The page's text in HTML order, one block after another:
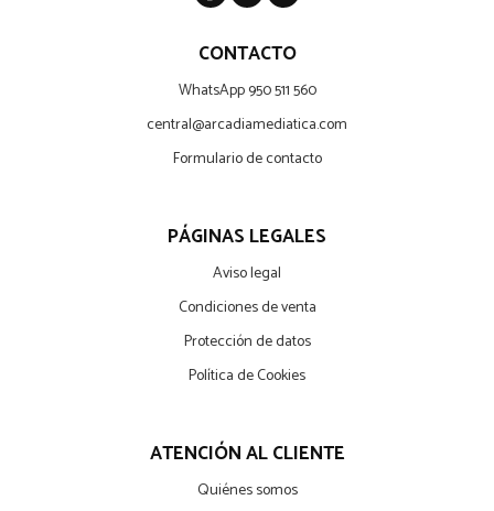
CONTACTO
WhatsApp 950 511 560
central@arcadiamediatica.com
Formulario de contacto
PÁGINAS LEGALES
Aviso legal
Condiciones de venta
Protección de datos
Política de Cookies
ATENCIÓN AL CLIENTE
Quiénes somos